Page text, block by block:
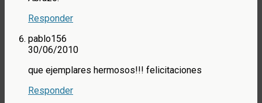
Responder
pablo156
30/06/2010
que ejemplares hermosos!!! felicitaciones
Responder